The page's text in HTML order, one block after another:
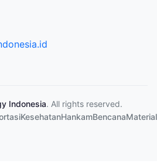
Indonesia. All rights reserved.
KesehatanHankamBencanaMaterial